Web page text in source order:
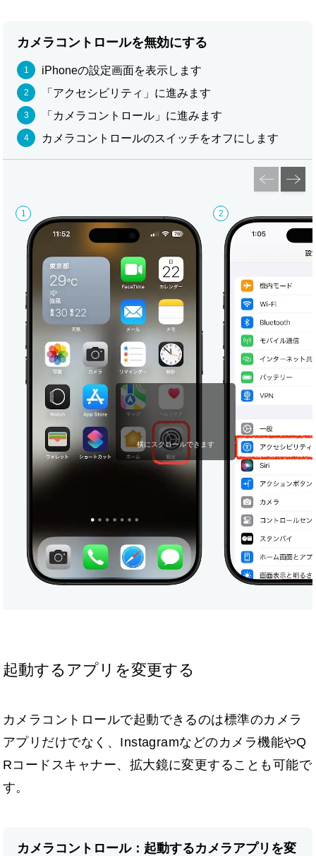
カメラコントロールを無効にする
iPhoneの設定画面を表示します
「アクセシビリティ」に進みます
「カメラコントロール」に進みます
カメラコントロールのスイッチをオフにします
横にスクロールできます
起動するアプリを変更する
カメラコントロールで起動できるのは標準のカメラ
アプリだけでなく、Instagramなどのカメラ機能やQ
Rコードスキャナー、拡大鏡に変更することも可能で
す。
カメラコントロール：起動するカメラアプリを変